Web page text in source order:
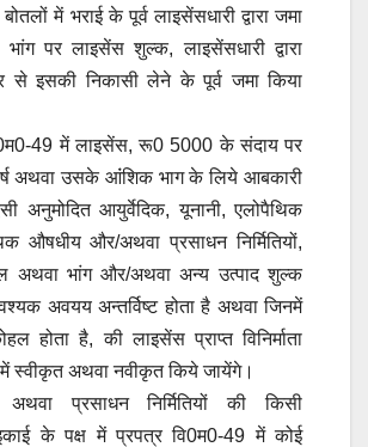
में भराई के पूर्व लाइसेंसधारी द्वारा जमा
भांग पर लाइसेंस शुल्क, लाइसेंसधारी द्वारा
से इसकी निकासी लेने के पूर्व जमा किया
49 में लाइसेंस, रू0 5000 के संदाय पर
अथवा उसके आंंशिक भाग के लिये आबकारी
अनुमोदित आयुर्वेदिक, यूनानी, एलोपैथिक
औषधीय और/अथवा प्रसाधन निर्मितियों,
अथवा भांग और/अथवा अन्य उत्पाद शुल्क
अवयय अन्तर्विष्ट होता है अथवा जिनमें
होता है, की लाइसेंस प्राप्त विनिर्माता
में स्वीकृत अथवा नवीकृत किये जायेंगे।
प्रसाधन निर्मितियों की किसी
इकाई के पक्ष में प्रपत्र वि0म0-49 में कोई